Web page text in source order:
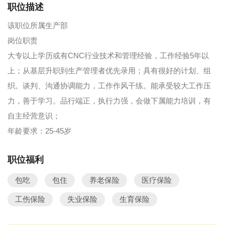
职位描述
该职位所属生产部
岗位职责
大专以上学历或有CNC行业技术和管理经验，工作经验5年以
上；从基层升职到生产管理者优先录用；具有很好的计划、组
织。谈判、沟通协调能力，工作作风干练。能承受较大工作压
力，善于学习。品行端正，执行力强，会做下属能力培训，有
自主经营意识；
年龄要求：25-45岁
职位福利
包吃 包住 养老保险 医疗保险
工伤保险 失业保险 生育保险